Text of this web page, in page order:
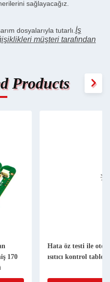
sağlayacağız.
dosyalarıyla tutarlı.İş
müşteri tarafından
Products
170
Hata öz testi ile
ısıtıcı kontrol